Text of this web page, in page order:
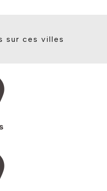
sur ces villes